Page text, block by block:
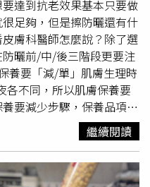
）（圖／品牌提供）
露NA 5X版：防曬屆的天
6＋再送 mo 幣。ANESSA
元（單瓶價）（圖／品
急救小粉瓶：敏感肌的護
買2送9還加送150 mo 幣。
保濕修護精華 40ml
供）【小編推薦2】台灣
早晚狀態nomel是小編心
成分單純、純素無毒，今年
達到抗老效果基本只要做
足夠，但是擦防曬還有什
膚科醫師怎麼說？除了選
曬前/中/後三階段更要注
養要「減/單」肌膚生理時
各不同，所以肌膚保養要
要減少步驟，保養品項使
夠。使用太多保養品質地
，也會影響到防曬效能，
供）【2】防曬中│補防曬
繼續閱讀